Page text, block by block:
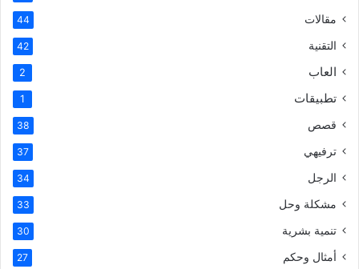
مقالات 44
التقنية 42
العاب 2
تطبيقات 1
قصص 38
ترفيهي 37
الرجل 34
مشكلة وحل 33
تنمية بشرية 30
أمثال وحكم 27